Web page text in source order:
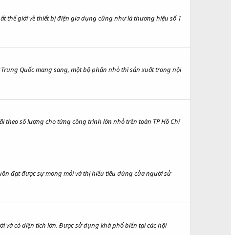
thế giới về thiết bị điện gia dụng cũng như là thương hiệu số 1
Quốc mang sang, một bộ phận nhỏ thì sản xuất trong nội
số lượng cho từng công trình lớn nhỏ trên toàn TP Hồ Chí
đạt được sự mong mỏi và thị hiếu tiêu dùng của người sử
có diện tích lớn. Được sử dụng khá phổ biến tại các hội